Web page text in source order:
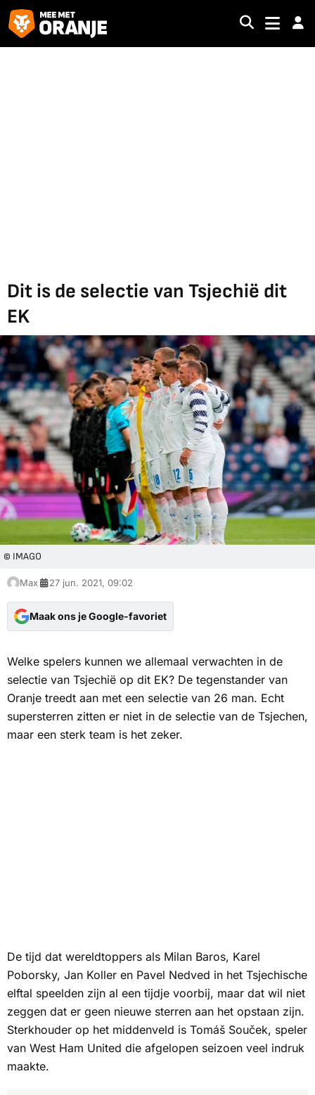
Dit is de selectie van Tsjechië dit
EK
© IMAGO
Max 27 jun. 2021, 09:02
Maak ons je Google-favoriet
Welke spelers kunnen we allemaal verwachten in de
selectie van Tsjechië op dit EK? De tegenstander van
Oranje treedt aan met een selectie van 26 man. Echt
supersterren zitten er niet in de selectie van de Tsjechen,
maar een sterk team is het zeker.
De tijd dat wereldtoppers als Milan Baros, Karel
Poborsky, Jan Koller en Pavel Nedved in het Tsjechische
elftal speelden zijn al een tijdje voorbij, maar dat wil niet
zeggen dat er geen nieuwe sterren aan het opstaan zijn.
Sterkhouder op het middenveld is Tomáš Souček, speler
van West Ham United die afgelopen seizoen veel indruk
maakte.